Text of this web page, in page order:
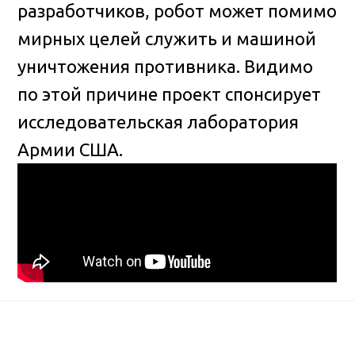
разработчиков, робот может помимо
мирных целей служить и машиной
уничтожения противника. Видимо
по этой причине проект спонсирует
исследовательская лаборатория
Армии США.